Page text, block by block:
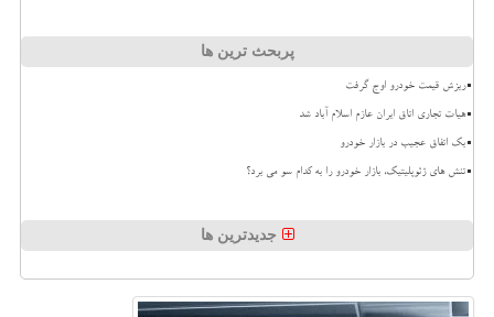
پربحث ترین ها
ریزش قیمت خودرو اوج گرفت
هیات تجاری اتاق ایران عازم اسلام آباد شد
بک اتفاق عجیب در بازار خودرو
تنش های ژئوپلیتیک، بازار خودرو را به کدام سو می برد؟
جدیدترین ها